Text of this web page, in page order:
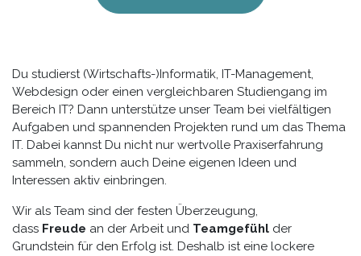
Du studierst (Wirtschafts-)Informatik, IT-Management,
Webdesign oder einen vergleichbaren Studiengang im
Bereich IT? Dann unterstütze unser Team bei vielfältigen
Aufgaben und spannenden Projekten rund um das Thema
IT. Dabei kannst Du nicht nur wertvolle Praxiserfahrung
sammeln, sondern auch Deine eigenen Ideen und
Interessen aktiv einbringen.
Wir als Team sind der festen Überzeugung,
dass Freude an der Arbeit und Teamgefühl der
Grundstein für den Erfolg ist. Deshalb ist eine lockere